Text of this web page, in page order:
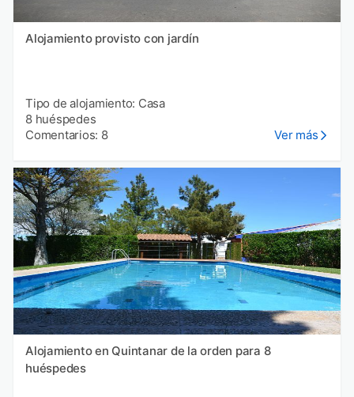
Alojamiento provisto con jardín
Tipo de alojamiento: Casa
8 huéspedes
Comentarios: 8
Ver más
Alojamiento en Quintanar de la orden para 8
huéspedes